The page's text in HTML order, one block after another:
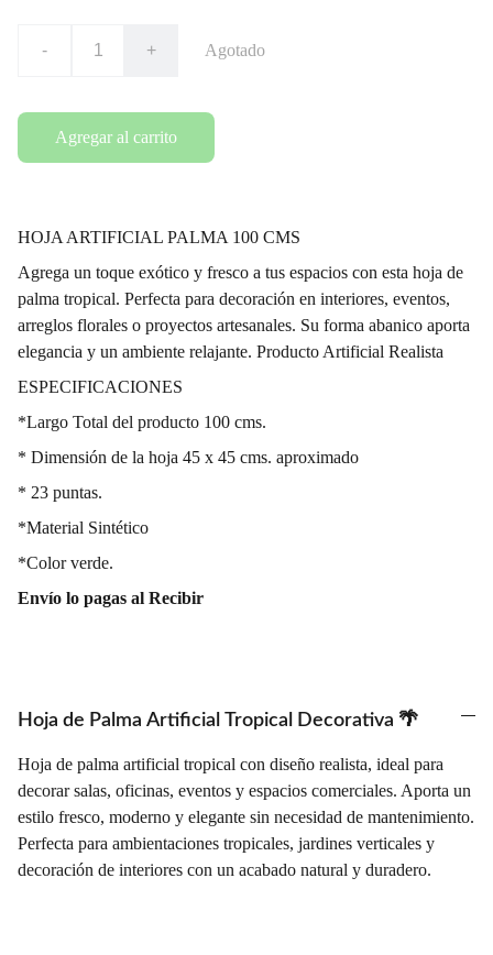
- + Agotado
Agregar al carrito
HOJA ARTIFICIAL PALMA 100 CMS
Agrega un toque exótico y fresco a tus espacios con esta hoja de
palma tropical. Perfecta para decoración en interiores, eventos,
arreglos florales o proyectos artesanales. Su forma abanico aporta
elegancia y un ambiente relajante. Producto Artificial Realista
ESPECIFICACIONES
*Largo Total del producto 100 cms.
* Dimensión de la hoja 45 x 45 cms. aproximado
* 23 puntas.
*Material Sintético
*Color verde.
Envío lo pagas al Recibir
Hoja de Palma Artificial Tropical Decorativa 🌴
Hoja de palma artificial tropical con diseño realista, ideal para
decorar salas, oficinas, eventos y espacios comerciales. Aporta un
estilo fresco, moderno y elegante sin necesidad de mantenimiento.
Perfecta para ambientaciones tropicales, jardines verticales y
decoración de interiores con un acabado natural y duradero.